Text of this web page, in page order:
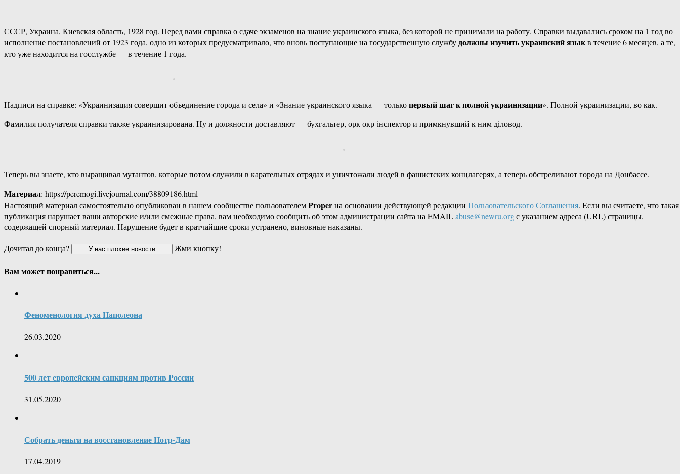
СССР, Украина, Киевская область, 1928 год. Перед вами справка о сдаче экзаменов на знание украинского языка, без которой не принимали на работу. Справки выдавались сроком на 1 год во
исполнение постановлений от 1923 года, одно из которых предусматривало, что вновь поступающие на государственную службудолжны изучить украинский языкв течение 6 месяцев, а те,
кто уже находится на госслужбе — в течение 1 года.
Надписи на справке: «Украинизация совершит объединение города и села» и «Знание украинского языка — толькопервый шаг к полной украинизации». Полной украинизации, во как.
Фамилия получателя справки также украинизирована. Ну и должности доставляют — бухгальтер, орк окр-iнспектор и примкнувший к ним дiловод.
Теперь вы знаете, кто выращивал мутантов, которые потом служили в карательных отрядах и уничтожали людей в фашистских концлагерях, а теперь обстреливают города на Донбассе.
Материал: https://peremogi.livejournal.com/38809186.html
Настоящий материал самостоятельно опубликован в нашем сообществе пользователемProperна основании действующей редакции Пользовательского Соглашения. Если вы считаете, что такая
публикация нарушает ваши авторские и/или смежные права, вам необходимо сообщить об этом администрации сайта на EMAILabuse@newru.orgс указанием адреса (URL) страницы,
содержащей спорный материал. Нарушение будет в кратчайшие сроки устранено, виновные наказаны.
Дочитал до конца?
Жми кнопку!
Вам может понравиться...
Феноменология духа Наполеона
26.03.2020
500 лет европейским санкциям против России
31.05.2020
Собрать деньги на восстановление Нотр-Дам
17.04.2019